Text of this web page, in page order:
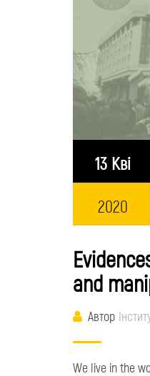
13 Кві
2020
and
Автор
We live in the